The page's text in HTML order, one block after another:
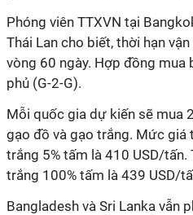
Phóng viên TTXVN tại
Thái Lan cho biết, thời hạn
vòng 60 ngày. Hợp đồng mua
phủ (G-2-G).
Mỗi quốc gia dự kiến sẽ mua
gạo đồ và gạo trắng. Mức giá
trắng 5% tấm là 410 USD/
trắng 100% tấm là 439 USD/
Bangladesh và Sri Lanka vẫn